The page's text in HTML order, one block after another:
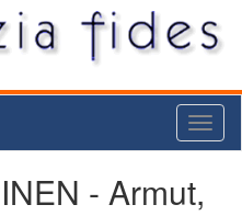
- Armut,